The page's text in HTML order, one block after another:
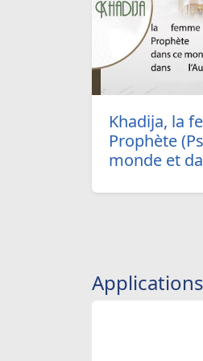
Khadija, la
Prophète
monde et
Applications